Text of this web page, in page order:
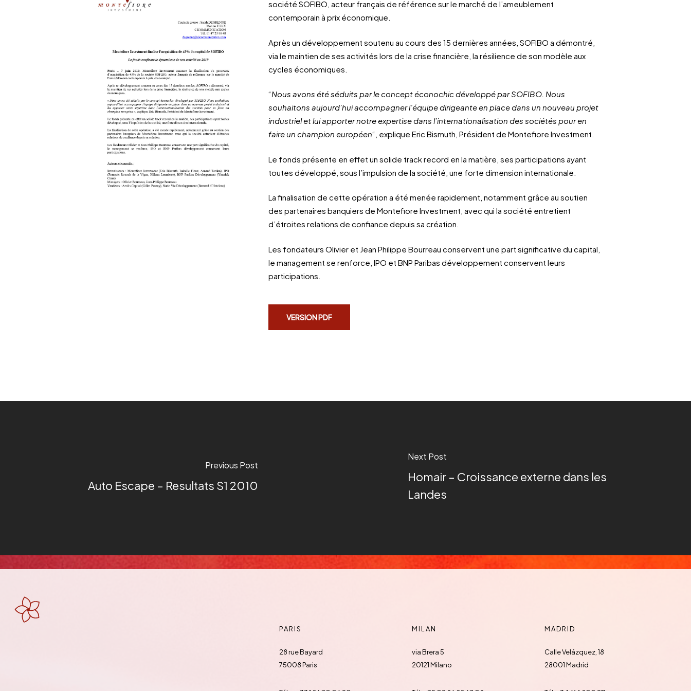
société SOFIBO, acteur français de référence sur le marché de l’ameublement
contemporain à prix économique.
Après un développement soutenu au cours des 15 dernières années, SOFIBO a démontré,
via le maintien de ses activités lors de la crise financière, la résilience de son modèle aux
cycles économiques.
“Nous avons été séduits par le concept éconochic développé par SOFIBO. Nous
souhaitons aujourd’hui accompagner l’équipe dirigeante en place dans un nouveau projet
industriel et lui apporter notre expertise dans l’internationalisation des sociétés pour en
faire un champion européen“, explique Eric Bismuth, Président de Montefiore Investment.
Le fonds présente en effet un solide track record en la matière, ses participations ayant
toutes développé, sous l’impulsion de la société, une forte dimension internationale.
La finalisation de cette opération a été menée rapidement, notamment grâce au soutien
des partenaires banquiers de Montefiore Investment, avec qui la société entretient
d’étroites relations de confiance depuis sa création.
Les fondateurs Olivier et Jean Philippe Bourreau conservent une part significative du capital,
le management se renforce, IPO et BNP Paribas développement conservent leurs
participations.
VERSION PDF
Previous Post
Auto Escape – Resultats S1 2010
Next Post
Homair – Croissance externe dans les
Landes
PARIS
28 rue Bayard
75008 Paris
MILAN
via Brera 5
20121 Milano
MADRID
Calle Velázquez, 18
28001 Madrid